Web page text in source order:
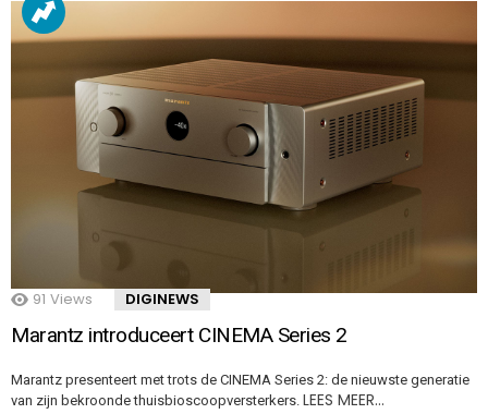
91 Views DIGINEWS
Marantz introduceert CINEMA Series 2
Marantz presenteert met trots de CINEMA Series 2: de nieuwste generatie
van zijn bekroonde thuisbioscoopversterkers. LEES MEER…